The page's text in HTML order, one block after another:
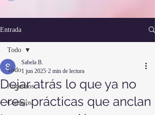
Entrada
Todo
Ancestros
Consejos
Todo
Dejar atrás lo que ya no
eres: prácticas que anclan
Sabela B.
1 jun 2025 2 min de lectura